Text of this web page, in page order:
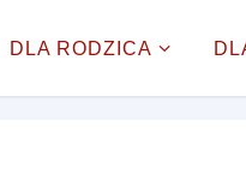
DLA RODZICA